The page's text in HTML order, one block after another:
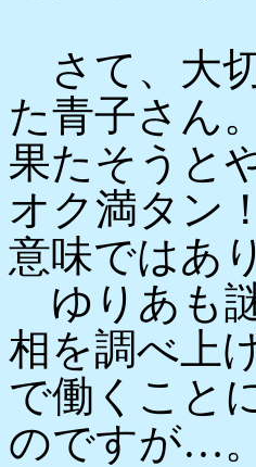
さて、大
た青子さん
果たそうと
オク満タン
意味ではあ
ゆりあも
相を調べ上
で働くこと
のですが…。